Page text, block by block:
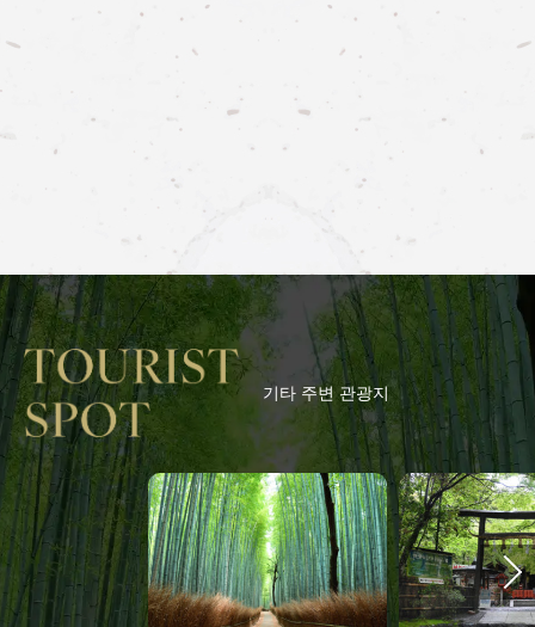
기타 주변 관광지